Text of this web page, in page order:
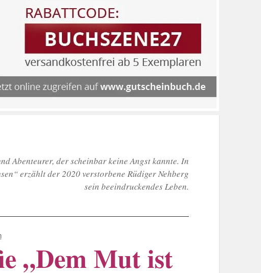
Abenteurer, der scheinbar keine Angst kannte. In
erzählt der 2020 verstorbene Rüdiger Nehberg
sein beeindruckendes Leben.
„Dem Mut ist